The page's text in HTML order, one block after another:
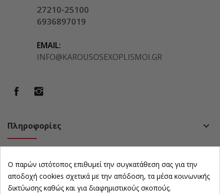
27210-25100
6936897019
EMAIL:
INFO@KAROUSOSEXOPLISMOI.GR
Πληροφορίες keyboard_arrow_down
Πολιτική keyboard_arrow_down
Ωράριο Καταστήματος keyboard_arrow_down
Ο παρών ιστότοπος επιθυμεί την συγκατάθεση σας για την
αποδοχή cookies σχετικά με την απόδοση, τα μέσα κοινωνικής
δικτύωσης καθώς και για διαφημιστικούς σκοπούς.